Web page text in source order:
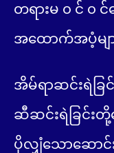
တရားမ ၀ င် ၀
အထောက်အပံ့မ
အိမ်ရာဆင်းရဲခြ
ဆီဆင်းရဲခြင်းတို့
ပိုလျှံသောဆော